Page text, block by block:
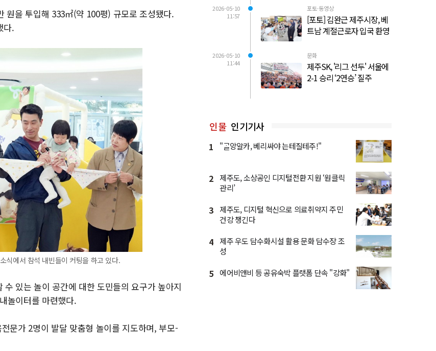
원을 투입해 333㎡(약 100평) 규모로 조성됐다.
다.
식에서 참석 내빈들이 커팅을 하고 있다.
있는 놀이 공간에 대한 도민들의 요구가 높아지
놀이터를 마련했다.
문가 2명이 발달 맞춤형 놀이를 지도하며, 부모-
2026-05-10
11:57
포토·동영상
[포토] 김완근 제주시장, 베
트남 계절근로자 입국 환영
2026-05-10
11:44
문화
제주SK, '리그 선두' 서울에
2-1 승리 ‘2연승’ 질주
인물 인기기사
1 "ᄀᆞᆯ앙알카, 베리싸야 는테질테주!"
2
제주도, 소상공인 디지털전환 지원 ‘원클릭
관리’
3
제주도, 디지털 혁신으로 의료취약지 주민
건강 챙긴다
4
제주 우도 담수화시설 활용 문화 담수장 조
성
5 에어비앤비 등 공유숙박 플랫폼 단속 "강화"